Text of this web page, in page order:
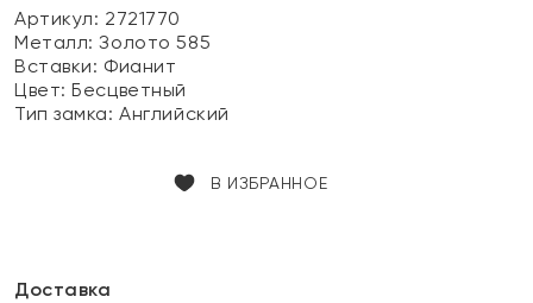
Артикул: 2721770
Металл:Золото 585
Вставки: Фианит
Цвет:Бесцветный
Тип замка:Английский
В ИЗБРАННОЕ
Доставка